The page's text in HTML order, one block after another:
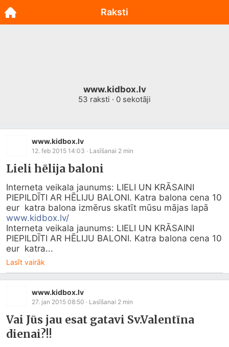
www.kidbox.lv
53 raksti · 0 sekotāji
www.kidbox.lv
12. feb 2015 14:03 · Lasīšanai 2 min
Lieli hēlija baloni
Interneta veikala jaunums: LIELI UN KRĀSAINI
PIEPILDĪTI AR HĒLIJU BALONI. Katra balona cena 10
www.kidbox.lv/
Interneta veikala jaunums: LIELI UN KRĀSAINI
PIEPILDĪTI AR HĒLIJU BALONI. Katra balona cena 10
eur  katra...
Lasīt vairāk
www.kidbox.lv
27. jan 2015 08:50 · Lasīšanai 2 min
Vai Jūs jau esat gatavi Sv.Valentīna
dienai?!!
Raksti